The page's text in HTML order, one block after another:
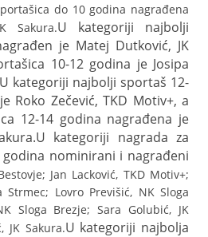
do 10 godina nagrađena
Sakura.U kategoriji najbolji
je Matej Dutković, JK
10-12 godina je Josipa
U kategoriji najbolji sportaš 12-
Roko Zečević, TKD Motiv+, a
12-14 godina nagrađena je
U kategoriji nagrada za
nominirani i nagrađeni
Jan Lacković, TKD Motiv+;
Strmec; Lovro Previšić, NK Sloga
Sloga Brezje; Sara Golubić, JK
JK Sakura.U kategoriji najbolja